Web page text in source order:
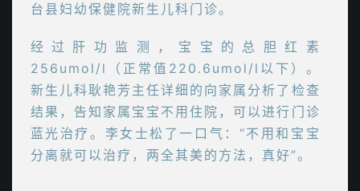
台县妇幼保健院新生儿科门诊。
经过肝功监测，宝宝的总胆红素
256umol/l（正常值220.6umol/l以下）。
新生儿科耿艳芳主任详细的向家属分析了检查
结果，告知家属宝宝不用住院，可以进行门诊
蓝光治疗。李女士松了一口气：“不用和宝宝
分离就可以治疗，两全其美的方法，真好”。